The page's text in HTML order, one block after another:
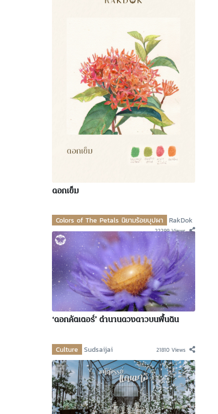
ดอกเข็ม
Colors of The Petals นิยามร้อยบุปผา RakDok
22299 Views
‘ดอกคัตเตอร์’ ตำนานดวงดาวบนพื้นดิน
Culture Sudsaijai 21810 Views